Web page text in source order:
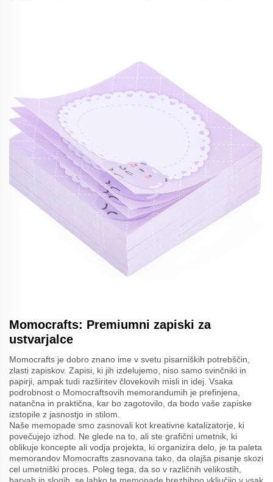
Momocrafts: Premiumni zapiski za
ustvarjalce
Momocrafts je dobro znano ime v svetu pisarniških potrebščin,
zlasti zapiskov. Zapisi, ki jih izdelujemo, niso samo svinčniki in
papirji, ampak tudi razširitev človekovih misli in idej. Vsaka
podrobnost o Momocraftsovih memorandumih je prefinjena,
natančna in praktična, kar bo zagotovilo, da bodo vaše zapiske
izstopile z jasnostjo in stilom.
Naše memopade smo zasnovali kot kreativne katalizatorje, ki
povečujejo izhod. Ne glede na to, ali ste grafični umetnik, ki
oblikuje koncepte ali vodja projekta, ki organizira delo, je ta paleta
memorandov Momocrafts zasnovana tako, da olajša pisanje skozi
cel umetniški proces. Poleg tega, da so v različnih velikostih,